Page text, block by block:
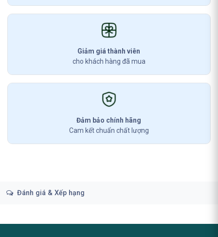
Giảm giá thành viên
cho khách hàng đã mua
Đảm bảo chính hãng
Cam kết chuẩn chất lượng
Đánh giá & Xếp hạng